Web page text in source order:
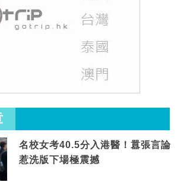
名校女考40.5分入港醫！囂張言論
惹洗版下場極震撼